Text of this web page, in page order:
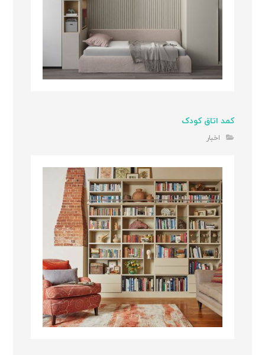
کمد اتاق کودک
اخبار